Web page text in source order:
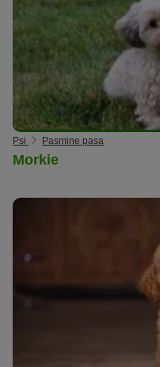
Psi Pasmine pasa
Morkie